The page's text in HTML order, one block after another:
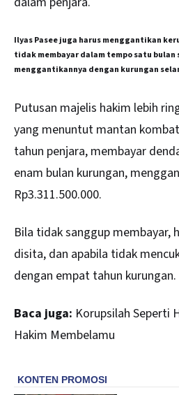
Ilyas Pasee juga harus menggantikan
tidak membayar dalam tempo satu bulan
menggantikannya dengan kurungan
Putusan majelis hakim lebih
yang menuntut mantan
tahun penjara, membayar
enam bulan kurungan,
Rp3.311.500.000.
Bila tidak sanggup membayar,
disita, dan apabila tidak
dengan empat tahun kurungan.
Baca juga: Korupsilah Seperti
Hakim Membelamu